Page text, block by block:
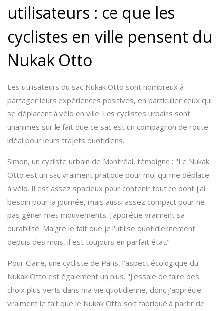
utilisateurs : ce que les
cyclistes en ville pensent du
Nukak Otto
Les utilisateurs du sac Nukak Otto sont nombreux à
partager leurs expériences positives, en particulier ceux qui
se déplacent à vélo en ville. Les cyclistes urbains sont
unanimes sur le fait que ce sac est un compagnon de route
idéal pour leurs trajets quotidiens.
Simon, un cycliste urbain de Montréal, témoigne : "Le Nukak
Otto est un sac vraiment pratique pour moi qui me déplace
à vélo. Il est assez spacieux pour contenir tout ce dont j'ai
besoin pour la journée, mais aussi assez compact pour ne
pas gêner mes mouvements. J'apprécie vraiment sa
durabilité. Malgré le fait que je l'utilise quotidiennement
depuis des mois, il est toujours en parfait état."
Pour Claire, une cycliste de Paris, l'aspect écologique du
Nukak Otto est également un plus. "J'essaie de faire des
choix plus verts dans ma vie quotidienne, donc j'apprécie
vraiment le fait que le Nukak Otto soit fabriqué à partir de